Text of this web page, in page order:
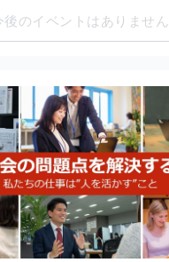
後のイベントはありません